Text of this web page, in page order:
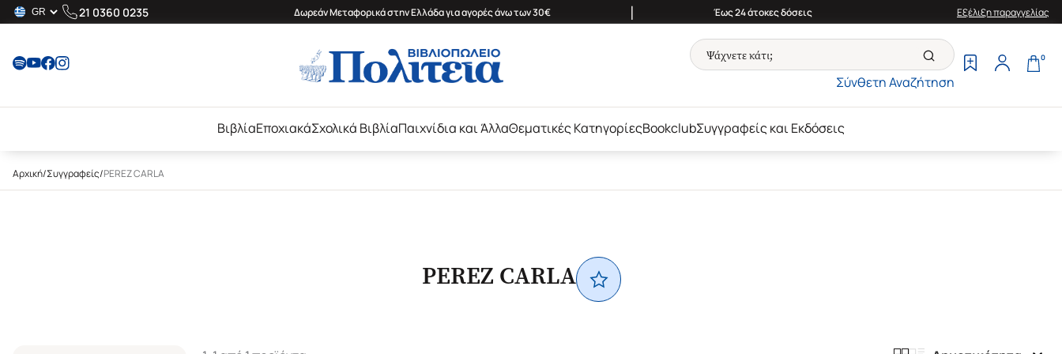
21 0360 0235 Δωρεάν Μεταφορικά στην Ελλάδα για αγορές άνω των 30€ | Έως 24 άτοκες δόσεις Εξέλιξη παραγγελίας
Σύνθετη Αναζήτηση
0
ΒιβλίαΕποχιακάΣχολικά ΒιβλίαΠαιχνίδια και ΆλλαΘεματικές ΚατηγορίεςBookclubΣυγγραφείς και Εκδόσεις
Αρχική/Συγγραφείς/PEREZ CARLA
PEREZ CARLA